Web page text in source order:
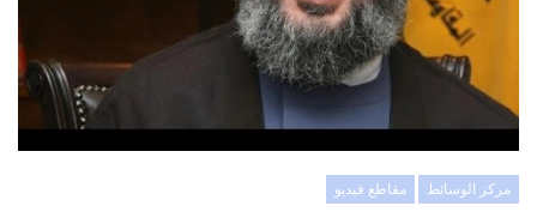
مركز الوسائط مقاطع فيديو